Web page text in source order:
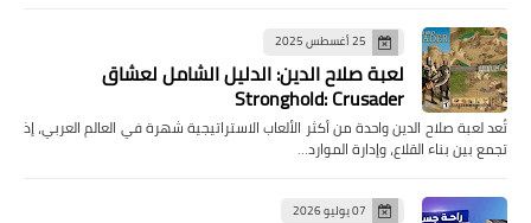
25 أغسطس 2025
لعبة صلاح الدين: الدليل الشامل لعشاق
Stronghold: Crusader
تُعد لعبة صلاح الدين واحدة من أكثر الألعاب الاستراتيجية شهرة في العالم العربي، إذ
تجمع بين بناء القلاع، وإدارة الموارد…
07 يوليو 2026